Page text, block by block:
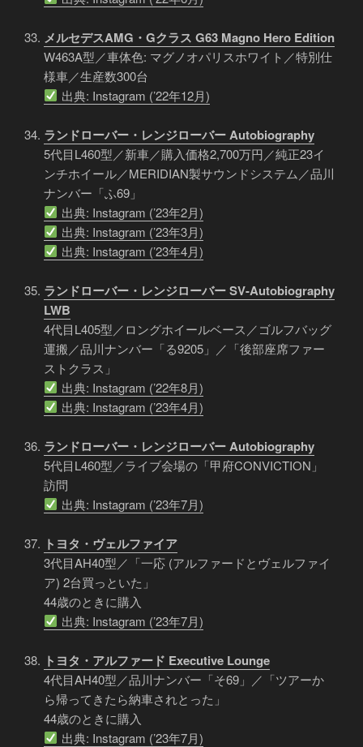
メルセデスAMG・Gクラス G63 Magno Hero Edition
W463A型／車体色: マグノオパリスホワイト／特別仕
様車／生産数300台
出典: Instagram (’22年12月)
ランドローバー・レンジローバー Autobiography
5代目L460型／新車／購入価格2,700万円／純正23イ
ンチホイール／MERIDIAN製サウンドシステム／品川
ナンバー「ふ69」
出典: Instagram (’23年2月)
出典: Instagram (’23年3月)
出典: Instagram (’23年4月)
ランドローバー・レンジローバー SV-Autobiography
LWB
4代目L405型／ロングホイールベース／ゴルフバッグ
運搬／品川ナンバー「る9205」／「後部座席ファー
ストクラス」
出典: Instagram (’22年8月)
出典: Instagram (’23年4月)
ランドローバー・レンジローバー Autobiography
5代目L460型／ライブ会場の「甲府CONVICTION」
訪問
出典: Instagram (’23年7月)
トヨタ・ヴェルファイア
3代目AH40型／「一応 (アルファードとヴェルファイ
ア) 2台買っといた」
44歳のときに購入
出典: Instagram (’23年7月)
トヨタ・アルファード Executive Lounge
4代目AH40型／品川ナンバー「そ69」／「ツアーか
ら帰ってきたら納車されとった」
44歳のときに購入
出典: Instagram (’23年7月)